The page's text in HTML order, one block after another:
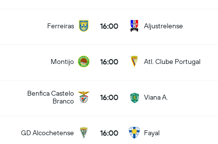
Ferreiras 16:00 Aljustrelense
Montijo 16:00 Atl. Clube Portugal
Benfica Castelo
Branco
16:00 Viana A.
GD Alcochetense 16:00 Fayal